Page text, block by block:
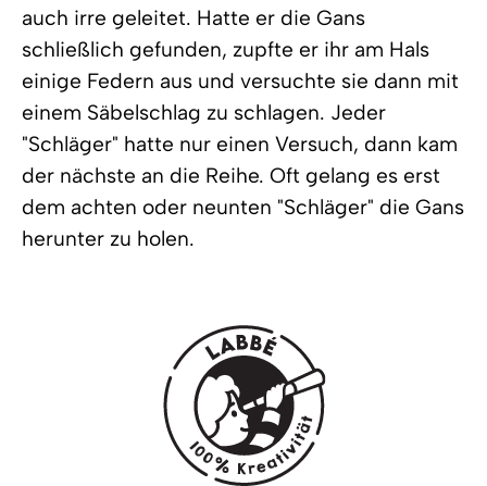
auch irre geleitet. Hatte er die Gans
schließlich gefunden, zupfte er ihr am Hals
einige Federn aus und versuchte sie dann mit
einem Säbelschlag zu schlagen. Jeder
"Schläger" hatte nur einen Versuch, dann kam
der nächste an die Reihe. Oft gelang es erst
dem achten oder neunten "Schläger" die Gans
herunter zu holen.